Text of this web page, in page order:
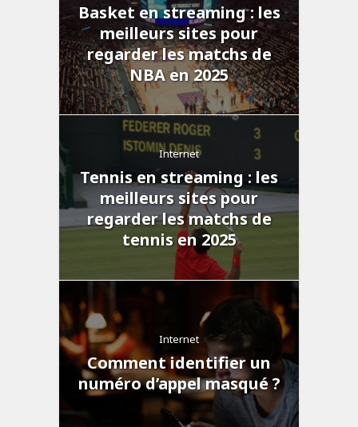
Basket en streaming : les
meilleurs sites pour
regarder les matchs de
NBA en 2025
Internet
Tennis en streaming : les
meilleurs sites pour
regarder les matchs de
tennis en 2025
Internet
Comment identifier un
numéro d’appel masqué ?